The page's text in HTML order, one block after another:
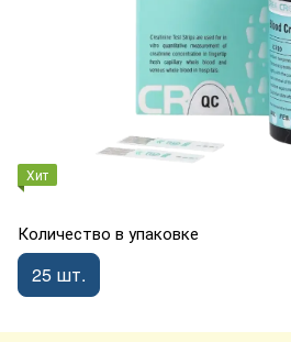
Хит
Количество в упаковке
25 шт.